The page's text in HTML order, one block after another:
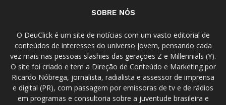
SOBRE NÓS
O DeuClick é um site de notícias com um vasto editorial de
conteúdos de interesses do universo jovem, pensando cada
vez mais nas pessoas slashies das gerações Z e Millennials (Y).
O site foi criado e tem a Direção de Conteúdo e Marketing por
Ricardo Nóbrega, jornalista, radialista e assessor de imprensa
e digital (PR), com passagem por emissoras de tv e de rádios
em programas e consultoria sobre a juventude brasileira e